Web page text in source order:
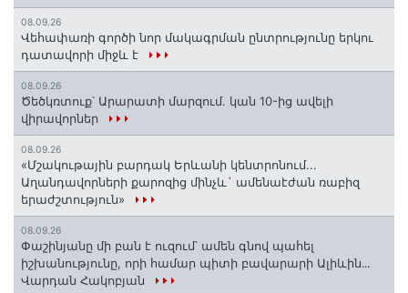
08.09.26
Վեհափառի գործի նոր մակագրման ընտրությունը երկու
դատավորի միջև է
08.09.26
Ծեծկռտուք՝ Արարատի մարզում. կան 10-ից ավելի
վիրավորներ
08.09.26
«Մշակութային բարդակ Երևանի կենտրոնում...
Աղանդավորների քարոզից մինչև` ամենաէժան ռաբիզ
երաժշտություն»
08.09.26
Փաշինյանը մի բան է ուզում՝ ամեն գնով պահել
իշխանությունը, որի համար պիտի բավարարի Ալիևին․․․
Վարդան Հակոբյան